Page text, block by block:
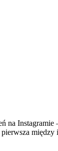
na Instagramie
pierwsza